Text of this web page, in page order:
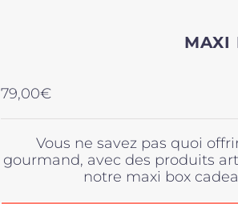
MAXI
79,00€
Vous ne savez pas quoi
gourmand, avec des produits
notre maxi box